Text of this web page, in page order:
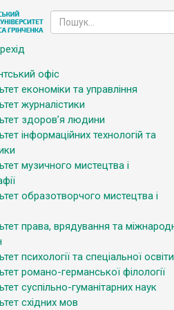
офіс
економіки та управління
журналістики
здоров’я людини
інформаційних технологій та
музичного мистецтва і
образотворчого мистецтва і
права, врядування та
психології та спеціальної освіти
романо-германської філології
суспільно-гуманітарних наук
східних мов